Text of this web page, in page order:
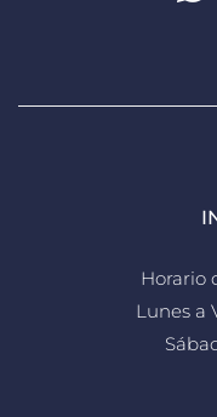
Horario
Lunes a